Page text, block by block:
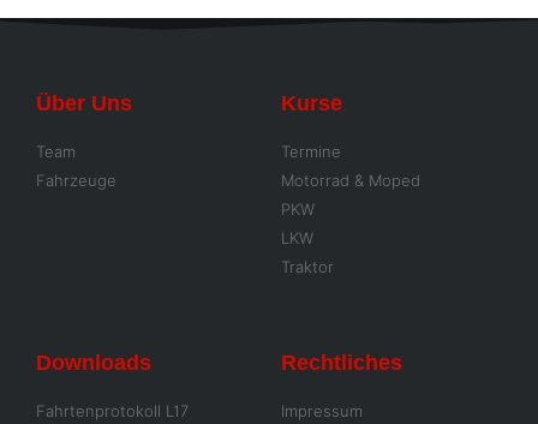
Über Uns
Team
Fahrzeuge
Kurse
Termine
Motorrad & Moped
PKW
LKW
Traktor
Downloads
Fahrtenprotokoll L17
Rechtliches
Impressum